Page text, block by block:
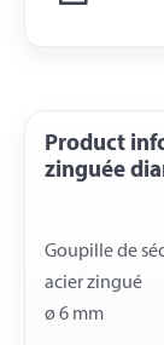
Product
zinguée
Goupille de
acier zingué